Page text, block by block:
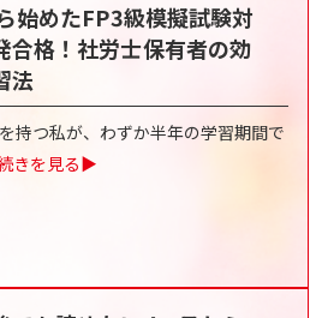
始めたFP3級模擬試験対
合格！社労士保有者の効
法
持つ私が、わずか半年の学習期間で
きを見る▶